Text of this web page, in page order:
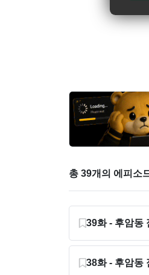
총 39개의 에피소
39화 - 후암동
38화 - 후암동